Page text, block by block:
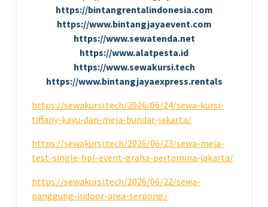
https://bintangrentalindonesia.com
https://www.bintangjayaevent.com
https://www.sewatenda.net
https://www.alatpesta.id
https://www.sewakursi.tech
https://www.bintangjayaexpress.rentals
https://sewakursi.tech/2026/06/24/sewa-kursi-
tiffany-kayu-dan-meja-bundar-jakarta/
https://sewakursi.tech/2026/06/23/sewa-meja-
test-single-hpl-event-graha-pertamina-jakarta/
https://sewakursi.tech/2026/06/22/sewa-
panggung-indoor-area-serpong/